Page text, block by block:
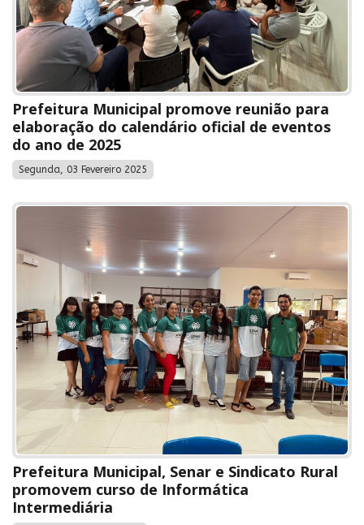
Prefeitura Municipal promove reunião para
elaboração do calendário oficial de eventos
do ano de 2025
Segunda, 03 Fevereiro 2025
Prefeitura Municipal, Senar e Sindicato Rural
promovem curso de Informática
Intermediária